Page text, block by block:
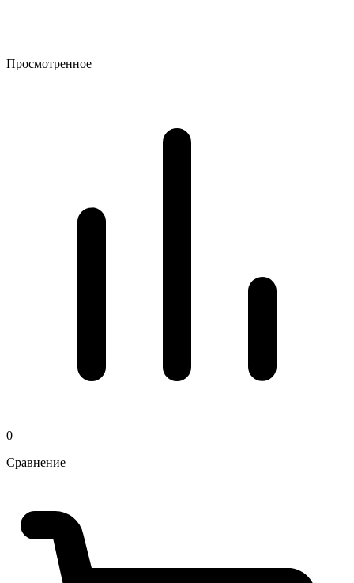
Просмотренное
0
Сравнение